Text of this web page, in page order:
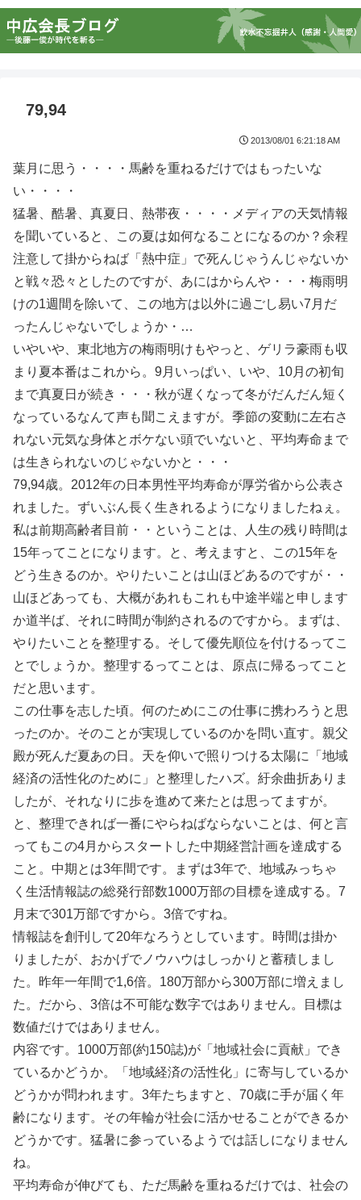
79,94
2013/08/01 6:21:18 AM
葉月に思う・・・・馬齢を重ねるだけではもったいな
い・・・・
猛暑、酷暑、真夏日、熱帯夜・・・・メディアの天気情報
を聞いていると、この夏は如何なることになるのか？余程
注意して掛からねば「熱中症」で死んじゃうんじゃないか
と戦々恐々としたのですが、あにはからんや・・・梅雨明
けの1週間を除いて、この地方は以外に過ごし易い7月だ
ったんじゃないでしょうか・…
いやいや、東北地方の梅雨明けもやっと、ゲリラ豪雨も収
まり夏本番はこれから。9月いっぱい、いや、10月の初旬
まで真夏日が続き・・・秋が遅くなって冬がだんだん短く
なっているなんて声も聞こえますが。季節の変動に左右さ
れない元気な身体とボケない頭でいないと、平均寿命まで
は生きられないのじゃないかと・・・
79,94歳。2012年の日本男性平均寿命が厚労省から公表さ
れました。ずいぶん長く生きれるようになりましたねぇ。
私は前期高齢者目前・・ということは、人生の残り時間は
15年ってことになります。と、考えますと、この15年を
どう生きるのか。やりたいことは山ほどあるのですが・・
山ほどあっても、大概があれもこれも中途半端と申します
か道半ば、それに時間が制約されるのですから。まずは、
やりたいことを整理する。そして優先順位を付けるってこ
とでしょうか。整理するってことは、原点に帰るってこと
だと思います。
この仕事を志した頃。何のためにこの仕事に携わろうと思
ったのか。そのことが実現しているのかを問い直す。親父
殿が死んだ夏あの日。天を仰いで照りつける太陽に「地域
経済の活性化のために」と整理したハズ。紆余曲折ありま
したが、それなりに歩を進めて来たとは思ってますが。
と、整理できれば一番にやらねばならないことは、何と言
ってもこの4月からスタートした中期経営計画を達成する
こと。中期とは3年間です。まずは3年で、地域みっちゃ
く生活情報誌の総発行部数1000万部の目標を達成する。7
月末で301万部ですから。3倍ですね。
情報誌を創刊して20年なろうとしています。時間は掛か
りましたが、おかげでノウハウはしっかりと蓄積しまし
た。昨年一年間で1,6倍。180万部から300万部に増えまし
た。だから、3倍は不可能な数字ではありません。目標は
数値だけではありません。
内容です。1000万部(約150誌)が「地域社会に貢献」でき
ているかどうか。「地域経済の活性化」に寄与しているか
どうかが問われます。3年たちますと、70歳に手が届く年
齢になります。その年輪が社会に活かせることができるか
どうかです。猛暑に参っているようでは話しになりません
ね。
平均寿命が伸びても、ただ馬齢を重ねるだけでは、社会の